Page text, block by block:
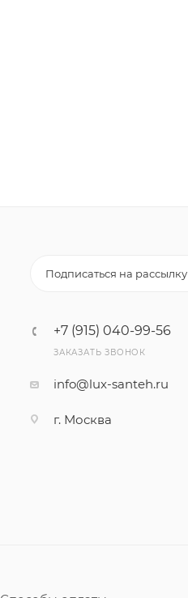
Подписаться на рассылку
+7 (915) 040-99-56
ЗАКАЗАТЬ ЗВОНОК
info@lux-santeh.ru
г. Москва